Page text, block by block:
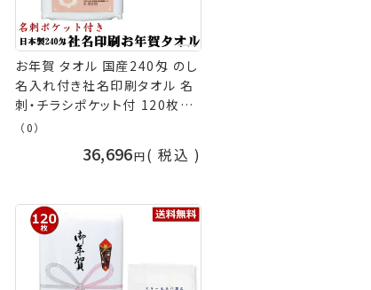
お年賀 タオル 国産240匁 のし
名入れ付き社名印刷タオル 名
刺・チラシポケット付 120枚セ
ット代引不可 お年賀タオル 粗
品 販促 御礼 熨斗付きタオル
［返品不可］ 粗品タオル 手芸の
（0）
36,696 税込